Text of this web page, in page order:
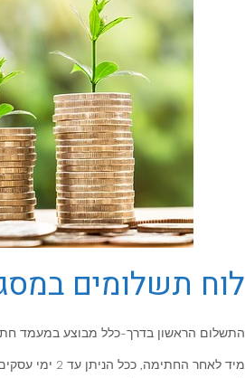
לוח תשלומים
התשלום הראשון בדרך-כלל מבוצע במעמד חתימת החוזה.
מיד לאחר